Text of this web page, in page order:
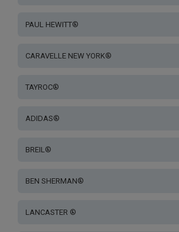
PAUL HEWITT®
CARAVELLE NEW YORK®
TAYROC®
ADIDAS®
BREIL®
BEN SHERMAN®
LANCASTER ®